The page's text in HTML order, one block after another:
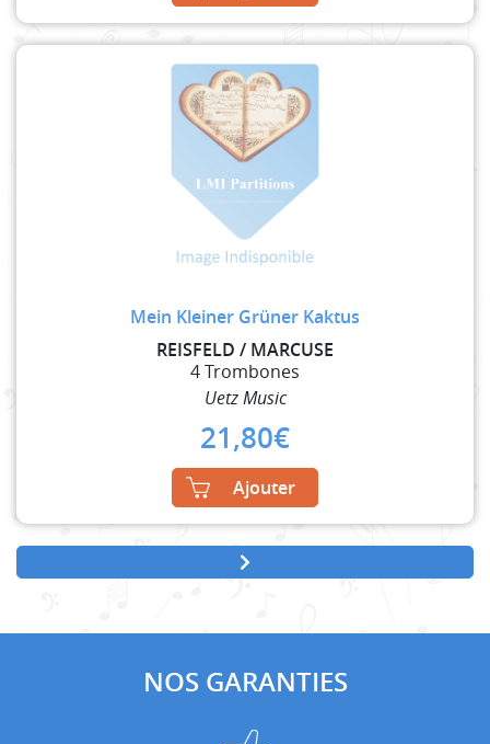
Mein Kleiner Grüner Kaktus
REISFELD / MARCUSE
4 Trombones
Uetz Music
21,80€
Ajouter
NOS GARANTIES